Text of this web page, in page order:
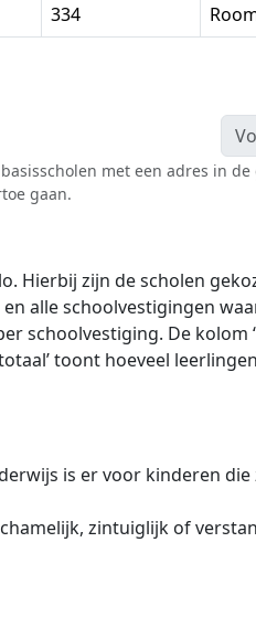
334
met een adres in
gaan.
zijn de scholen
alle schoolvestigingen
schoolvestiging. De kolom
toont hoeveel
is er voor kinderen
zintuiglijk of